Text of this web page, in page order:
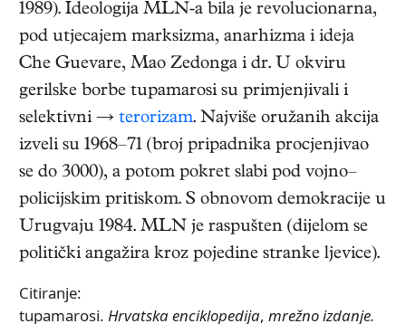
1989). Ideologija MLN-a bila je revolucionarna,
pod utjecajem marksizma, anarhizma i ideja
Che Guevare, Mao Zedonga i dr. U okviru
gerilske borbe tupamarosi su primjenjivali i
selektivni → terorizam. Najviše oružanih akcija
izveli su 1968–71 (broj pripadnika procjenjivao
se do 3000), a potom pokret slabi pod vojno–
policijskim pritiskom. S obnovom demokracije u
Urugvaju 1984. MLN je raspušten (dijelom se
politički angažira kroz pojedine stranke ljevice).
Citiranje:
tupamarosi. Hrvatska enciklopedija, mrežno izdanje.